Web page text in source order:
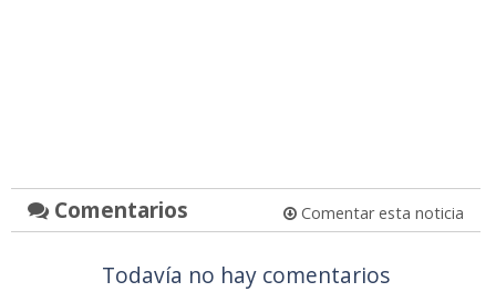
Comentarios Comentar esta noticia
Todavía no hay comentarios